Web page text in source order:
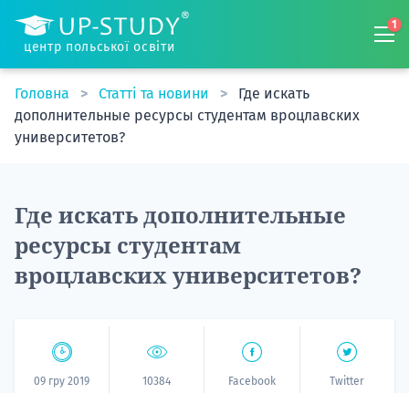
центр польської освіти
1
Головна Статті та новини
Где искать
дополнительные ресурсы студентам вроцлавских
университетов?
Где искать дополнительные
ресурсы студентам
вроцлавских университетов?
09 гру 2019 10384 Facebook Twitter